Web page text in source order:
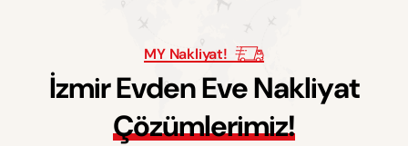
MY Nakliyat!
İzmirEvdenEveNakliyat
Çözümlerimiz!